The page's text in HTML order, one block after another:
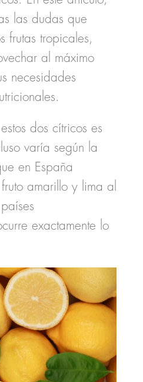
las dudas que
frutas tropicales,
al máximo
necesidades
dos cítricos es
varía según la
en España
amarillo y lima al
exactamente lo